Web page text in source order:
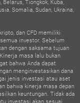
Tiongkok, Kuba,
Somalia, Sudan, Ukraina,
dan CFD memiliki
investor. Sebelum
dengan saksama tujuan
masa lalu bukan
bahwa Anda dapat
menginvestasikan dana
jenis investasi atau aset
bahwa kinerja masa depan
keuntungan. Tidak ada
investasi akan sesuai